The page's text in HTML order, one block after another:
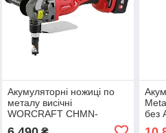
Акумуляторні ножиці по
металу висічні
WORCRAFT CHMN-
без